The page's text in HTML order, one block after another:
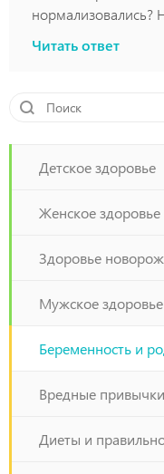
нормализовались?
Читать ответ
Детское здоровье
Женское здоровье
Здоровье
Мужское здоровье
Беременность и
Вредные привычки
Диеты и